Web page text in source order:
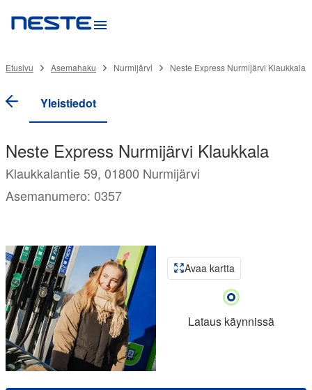
Etusivu Asemahaku Nurmijärvi Neste Express Nurmijärvi Klaukkala
Yleistiedot
Neste Express Nurmijärvi Klaukkala
Klaukkalantie 59, 01800 Nurmijärvi
Asemanumero: 0357
Lataus käynnissä
Avaa kartta